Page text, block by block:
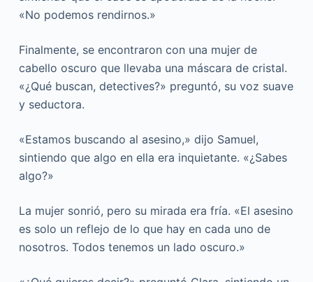
«No podemos rendirnos.»
Finalmente, se encontraron con una mujer de
cabello oscuro que llevaba una máscara de cristal.
«¿Qué buscan, detectives?» preguntó, su voz suave
y seductora.
«Estamos buscando al asesino,» dijo Samuel,
sintiendo que algo en ella era inquietante. «¿Sabes
algo?»
La mujer sonrió, pero su mirada era fría. «El asesino
es solo un reflejo de lo que hay en cada uno de
nosotros. Todos tenemos un lado oscuro.»